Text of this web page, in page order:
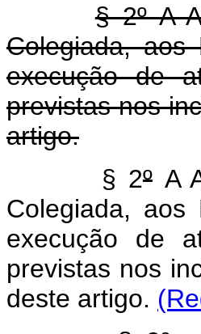
§ 2º A
Colegiada,
execução de
previstas nos
artigo.
§ 2ºA
Colegiada,
execução de
previstas nos
deste artigo.